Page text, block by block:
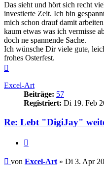
Das sieht und hört sich recht
investierte Zeit. Ich bin
mich schon drauf damit
kaum etwas was ich vermisse
doch ne spannende Sache.
Ich wünsche Dir viele gute,
frohes Osterfest.
Excel-Art
Beiträge: 57
Registriert: Di 19. Feb
Re: Lebt "DigiJay"
Beitrag
von Excel-Art » Di 3. Apr